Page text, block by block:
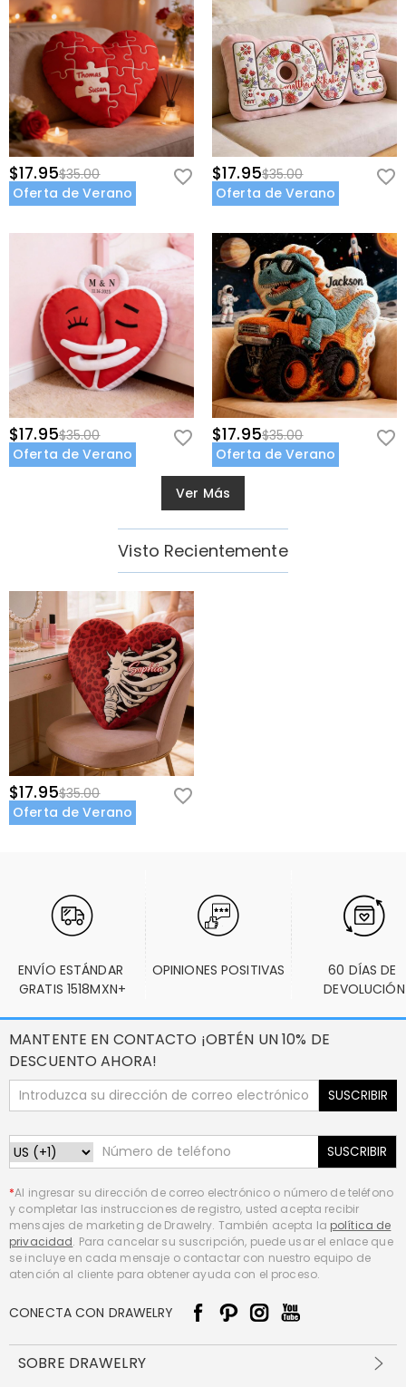
$17.95$35.00
Oferta de Verano
$17.95$35.00
Oferta de Verano
$17.95$35.00
Oferta de Verano
$17.95$35.00
Oferta de Verano
Ver Más
Visto Recientemente
$17.95$35.00
Oferta de Verano
ENVÍO ESTÁNDAR
GRATIS 1518MXN+
OPINIONES POSITIVAS
60 DÍAS DE
DEVOLUCIÓN
MANTENTE EN CONTACTO ¡OBTÉN UN 10% DE
DESCUENTO AHORA!
SUSCRIBIR
SUSCRIBIR
*Al ingresar su dirección de correo electrónico o número de teléfono
y completar las instrucciones de registro, usted acepta recibir
mensajes de marketing de Drawelry. También acepta la política de
privacidad. Para cancelar su suscripción, puede usar el enlace que
se incluye en cada mensaje o contactar con nuestro equipo de
atención al cliente para obtener ayuda con el proceso.
CONECTA CON DRAWELRY
SOBRE DRAWELRY